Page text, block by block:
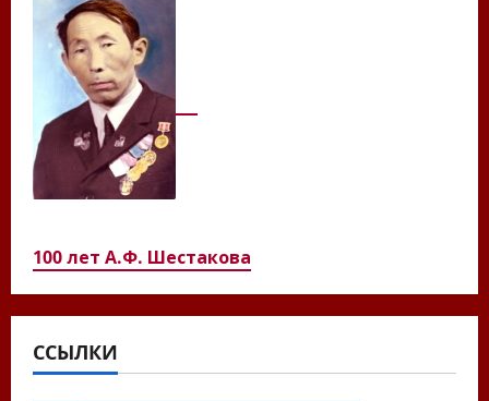
100 лет А.Ф. Шестакова
ССЫЛКИ